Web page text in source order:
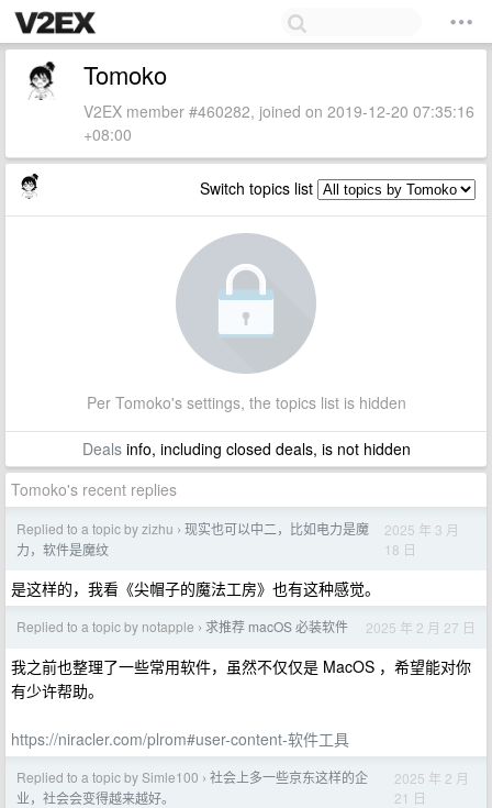
Tomoko
V2EX member #460282, joined on 2019-12-20 07:35:16
+08:00
Switch topics list
Per Tomoko's settings, the topics list is hidden
Dealsinfo, including closed deals, is not hidden
Tomoko's recent replies
Replied to a topic by zizhu › 现实也可以中二，比如电力是魔
力，软件是魔纹
2025 年 3 月
18 日
是这样的，我看《尖帽子的魔法工房》也有这种感觉。
Replied to a topic by notapple › 求推荐 macOS 必装软件 2025 年 2 月 27 日
我之前也整理了一些常用软件，虽然不仅仅是 MacOS ，希望能对你
有少许帮助。
https://niracler.com/plrom#user-content-软件工具
Replied to a topic by Simle100 › 社会上多一些京东这样的企
业，社会会变得越来越好。
2025 年 2 月
21 日